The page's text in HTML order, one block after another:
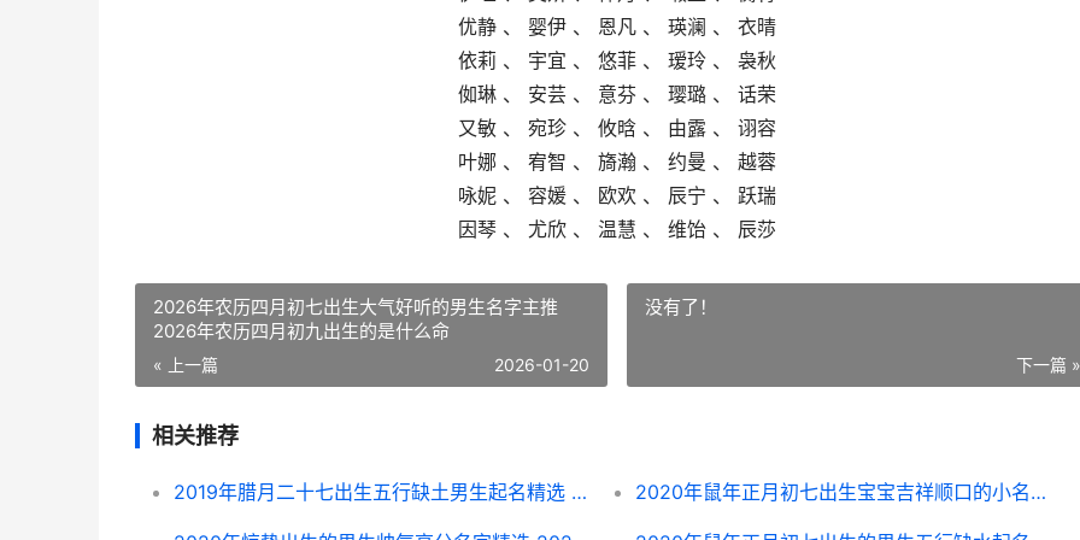
优静 、 婴伊 、 恩凡 、 瑛澜 、 衣晴
依莉 、 宇宜 、 悠菲 、 瑷玲 、 袅秋
侞琳 、 安芸 、 意芬 、 璎璐 、 话荣
又敏 、 宛珍 、 攸晗 、 由露 、 诩容
叶娜 、 宥智 、 旖瀚 、 约曼 、 越蓉
咏妮 、 容媛 、 欧欢 、 辰宁 、 跃瑞
因琴 、 尤欣 、 温慧 、 维饴 、 辰莎
2026年农历四月初七出生大气好听的男生名字主推
2026年农历四月初九出生的是什么命
« 上一篇 2026-01-20
没有了！
下一篇 »
相关推荐
2019年腊月二十七出生五行缺土男生起名精选 2026年农历二月二十八是几月几号 2020年鼠年正月初七出生宝宝吉祥顺口的小名乳名锦集 2020鼠年正月出生的宝宝怎么样